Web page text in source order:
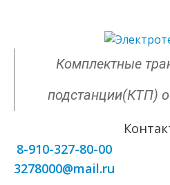
Комплектные
подстанции(КТП)
8-910-327-80-00
3278000@mail.ru